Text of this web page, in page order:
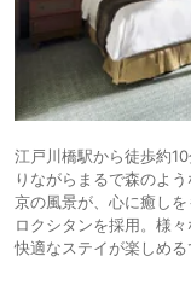
江戸川橋駅から徒歩約
りながらまるで森のよ
京の風景が、心に癒し
ロクシタンを採用。様
快適なステイが楽しめる